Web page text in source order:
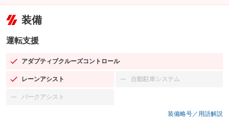
装備
運転支援
アダプティブクルーズコントロール
：装備あり
レーンアシスト
：装備あり 自動駐車システム
：装備なし
パークアシスト
：装備なし
装備略号／用語解説